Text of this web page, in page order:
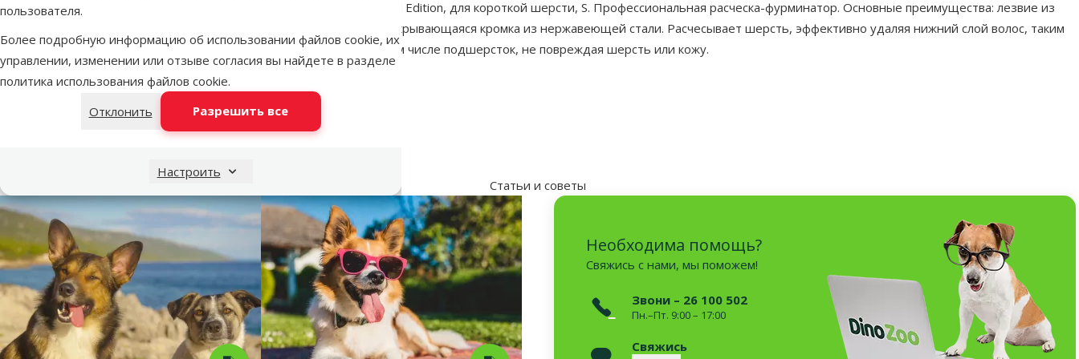
пользователя.
Более подробную информацию об использовании файлов cookie, их
управлении, изменении или отзыве согласия вы найдете в разделе
политика использования файлов cookie.
Отклонить
Разрешить все
Настроить
superzoo.product.detail.content
Расческа-фурминатор для собак - FURminator deShedding tool Limited Edition, для короткой шерсти, S. Профессиональная расческа-фурминатор. Основные преимущества: лезвие из
нержавеющей стали, эргономичная ручка, кнопка FURejectorTM. Открывающаяся кромка из нержавеющей стали. Расчесывает шерсть, эффективно удаляя нижний слой волос, таким
образом помогает легко и безопасно удалить мертвые волосы, в том числе подшерсток, не повреждая шерсть или кожу.
Тип шерсти
Жесткая, Короткая
Статьи и советы
Необходима помощь?
Свяжись с нами, мы поможем!
Звони – 26 100 502
Пн.–Пт. 9:00 – 17:00
Свяжись